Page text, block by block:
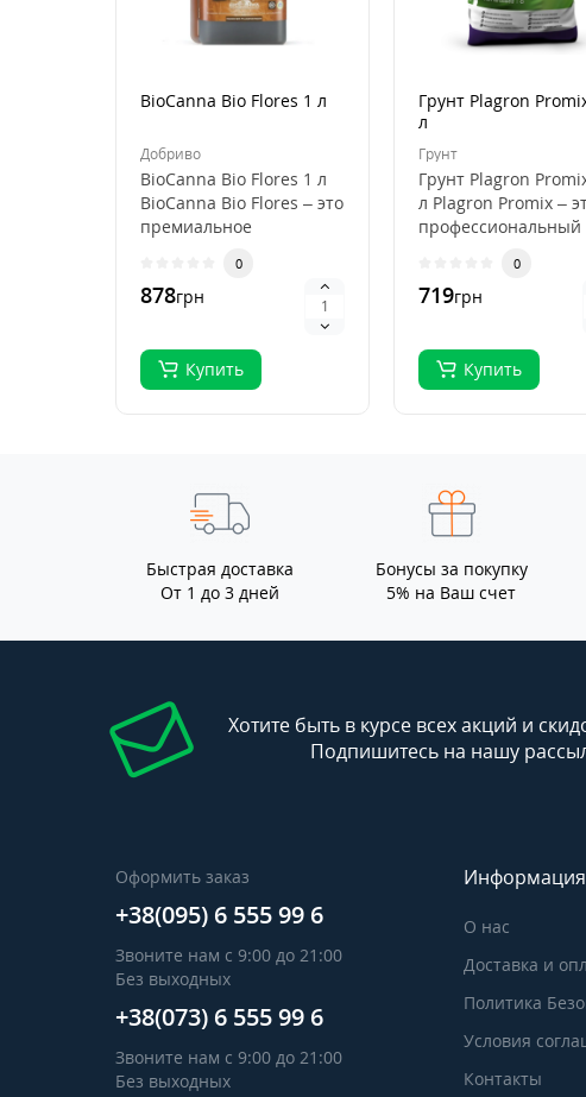
BioCanna Bio Flores 1 л
Добриво
BioCanna Bio Flores 1 л
BioCanna Bio Flores – это
премиальное
удобрение для ст..
0
878грн
Купить
Грунт Plagron
л
Грунт
Грунт Plagron
л Plagron Promix –
профессиональный
выращивания
растений, ..
0
719грн
Купить
Быстрая доставка
От 1 до 3 дней
Бонусы за покупку
5% на Ваш счет
Хотите быть в курсе всех акций и
Подпишитесь на нашу
Оформить заказ
+38(095) 6 555 99 6
Звоните нам с 9:00 до 21:00
Без выходных
+38(073) 6 555 99 6
Звоните нам с 9:00 до 21:00
Без выходных
Информация
О нас
Доставка и
Политика
Условия
Контакты